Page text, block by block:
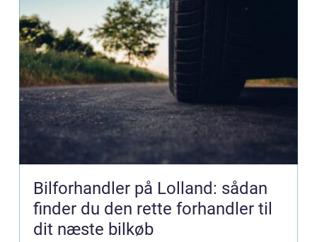
Bilforhandler på Lolland: sådan
finder du den rette forhandler til
dit næste bilkøb